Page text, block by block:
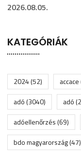
2026.08.05.
KATEGÓRIÁK
2024(52) accace
adó(3040) adó
adóellenőrzés(69)
bdo magyarország(47)